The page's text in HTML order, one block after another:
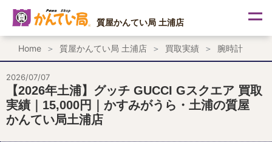
ス
ッ
プ
質屋かんてい局 土浦店
Home 質屋かんてい局 土浦店 買取実績 腕時計
2026/07/07
【2026年土浦】グッチ GUCCI Gスクエア 買取
実績｜15,000円｜かすみがうら・土浦の質屋
かんてい局土浦店